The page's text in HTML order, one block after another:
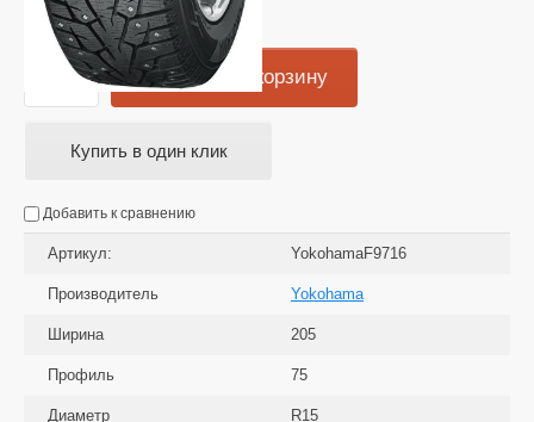
8595руб.
Добавить в корзину
Купить в один клик
Добавить к сравнению
Артикул: YokohamaF9716
Производитель Yokohama
Ширина 205
Профиль 75
Диаметр R15